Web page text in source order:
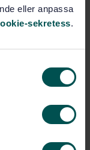
eller anpassa
sekretess.
with
(ISO